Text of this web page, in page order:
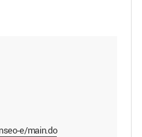
e/main.do